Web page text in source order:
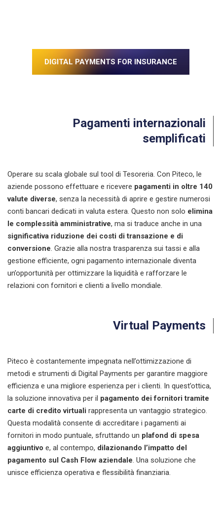
DIGITAL PAYMENTS FOR INSURANCE
Pagamenti internazionali
semplificati
Operare su scala globale sul tool di Tesoreria. Con Piteco, le
aziende possono effettuare e ricevere pagamenti in oltre 140
valute diverse, senza la necessità di aprire e gestire numerosi
conti bancari dedicati in valuta estera. Questo non solo elimina
le complessità amministrative, ma si traduce anche in una
significativa riduzione dei costi di transazione e di
conversione. Grazie alla nostra trasparenza sui tassi e alla
gestione efficiente, ogni pagamento internazionale diventa
un’opportunità per ottimizzare la liquidità e rafforzare le
relazioni con fornitori e clienti a livello mondiale.
Virtual Payments
Piteco è costantemente impegnata nell’ottimizzazione di
metodi e strumenti di Digital Payments per garantire maggiore
efficienza e una migliore esperienza per i clienti. In quest’ottica,
la soluzione innovativa per il pagamento dei fornitori tramite
carte di credito virtuali rappresenta un vantaggio strategico.
Questa modalità consente di accreditare i pagamenti ai
fornitori in modo puntuale, sfruttando un plafond di spesa
aggiuntivo e, al contempo, dilazionando l’impatto del
pagamento sul Cash Flow aziendale. Una soluzione che
unisce efficienza operativa e flessibilità finanziaria.